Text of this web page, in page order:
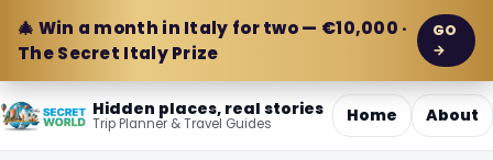
🎄 Win a month in Italy for two — €10,000 ·
The Secret Italy Prize
GO
→
Hidden places, real stories
Trip Planner & Travel Guides Home About